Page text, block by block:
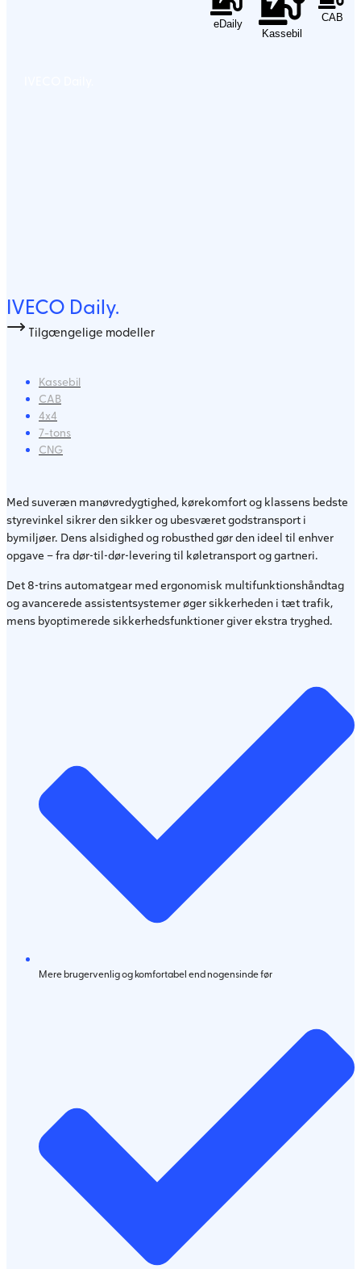
eDaily
Kassebil
CAB
IVECO Daily.
Tilgængelige modeller
Kassebil
CAB
4x4
7-tons
CNG
Med suveræn manøvredygtighed, kørekomfort og klassens bedste
styrevinkel sikrer den sikker og ubesværet godstransport i
bymiljøer. Dens alsidighed og robusthed gør den ideel til enhver
opgave – fra dør-til-dør-levering til køletransport og gartneri.
Det 8-trins automatgear med ergonomisk multifunktionshåndtag
og avancerede assistentsystemer øger sikkerheden i tæt trafik,
mens byoptimerede sikkerhedsfunktioner giver ekstra tryghed.
Mere brugervenlig og komfortabel end nogensinde før